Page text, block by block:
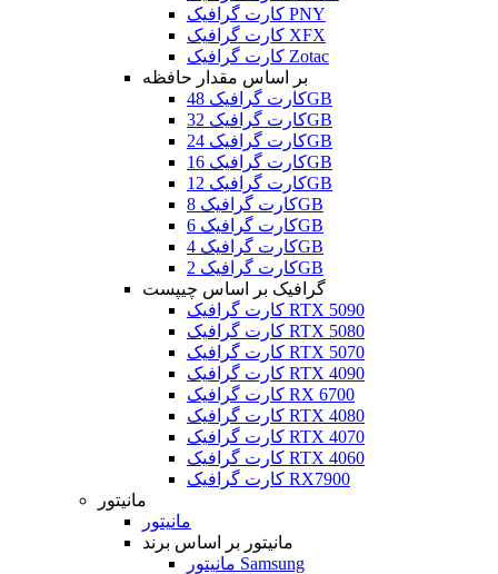
کارت گرافیک PNY
کارت گرافیک XFX
کارت گرافیک Zotac
بر اساس مقدار حافظه
کارت گرافیک 48GB
کارت گرافیک 32GB
کارت گرافیک 24GB
کارت گرافیک 16GB
کارت گرافیک 12GB
کارت گرافیک 8GB
کارت گرافیک 6GB
کارت گرافیک 4GB
کارت گرافیک 2GB
گرافیک بر اساس چیپست
کارت گرافیک RTX 5090
کارت گرافیک RTX 5080
کارت گرافیک RTX 5070
کارت گرافیک RTX 4090
کارت گرافیک RX 6700
کارت گرافیک RTX 4080
کارت گرافیک RTX 4070
کارت گرافیک RTX 4060
کارت گرافیک RX7900
مانیتور
مانیتور
مانیتور بر اساس برند
مانیتور Samsung